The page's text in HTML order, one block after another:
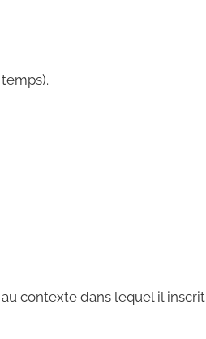
contexte dans lequel il inscrit